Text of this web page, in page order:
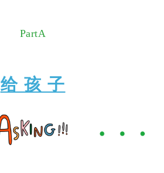
PartA
给 孩 子